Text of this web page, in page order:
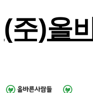
(주)올